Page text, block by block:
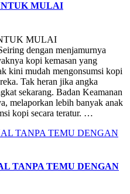
MULAI
MULAI
dengan menjamurnya
kopi kemasan yang
kini mudah mengonsumsi kopi
Tak heran jika angka
sekarang. Badan Keamanan
melaporkan lebih banyak anak
kopi secara teratur. …
TANPA TEMU DENGAN